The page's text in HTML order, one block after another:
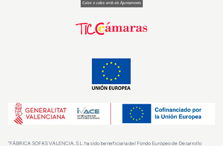
“FÁBRICA SOFAS VALENCIA, S.L. ha sido beneficiaria del Fondo Europeo de Desarrollo